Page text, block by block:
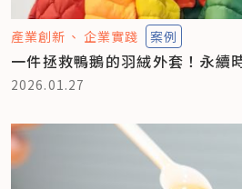
產業創新 企業實踐 案例
一件拯救鴨鵝的羽絨外套！永續
2026.01.27